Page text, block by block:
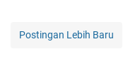
Postingan Lebih Baru